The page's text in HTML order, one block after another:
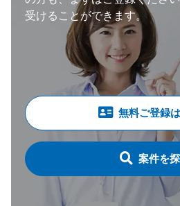
受けることができます。
無料ご登録
案件を